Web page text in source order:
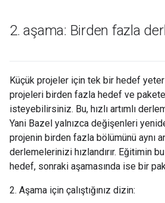
2. aşama: Birden fazla
Küçük projeler için tek bir hedef
projeleri birden fazla hedef ve
isteyebilirsiniz. Bu, hızlı artımlı
Yani Bazel yalnızca değişenleri
projenin birden fazla bölümünü aynı
derlemelerinizi hızlandırır. Eğitimin
hedef, sonraki aşamasında ise bir
2. Aşama için çalıştığınız dizin: